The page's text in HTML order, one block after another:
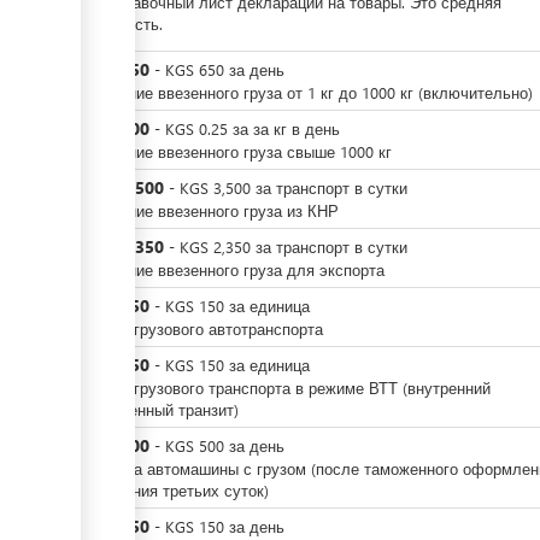
стоимость.
650 - KGS 650 за день
Хранение ввезенного груза от 1 кг до 1000 кг (включительно)
500 - KGS 0.25 за за кг в день
Хранение ввезенного груза свыше 1000 кг
3,500 - KGS 3,500 за транспорт в сутки
Хранение ввезенного груза из КНР
2,350 - KGS 2,350 за транспорт в сутки
Хранение ввезенного груза для экспорта
150 - KGS 150 за единица
Въезд грузового автотранспорта
150 - KGS 150 за единица
Въезд грузового транспорта в режиме ВТТ (внутренний
таможенный транзит)
500 - KGS 500 за день
Стоянка автомашины с грузом (после таможенного
истечения третьих суток)
150 - KGS 150 за день